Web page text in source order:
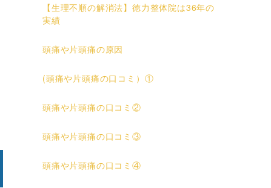
【生理不順の解消法】徳力整体院は36年の
実績
頭痛や片頭痛の原因
(頭痛や片頭痛の口コミ）①
頭痛や片頭痛の口コミ②
頭痛や片頭痛の口コミ③
頭痛や片頭痛の口コミ④